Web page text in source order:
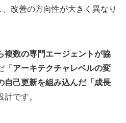
改善の方向性が大きく異なり
複数の専門エージェントが協
「 アーキテクチャレベルの変
自己更新を組み込んだ「成長
計です。